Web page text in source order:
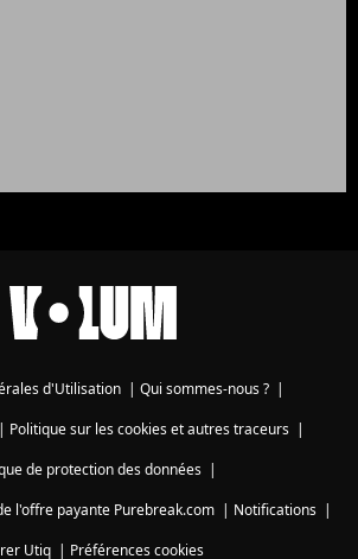
d'Utilisation | Qui sommes-nous ? |
Politique sur les cookies et autres traceurs|
de protection des données|
l'offre payante Purebreak.com | Notifications |
Utiq | Préférences cookies